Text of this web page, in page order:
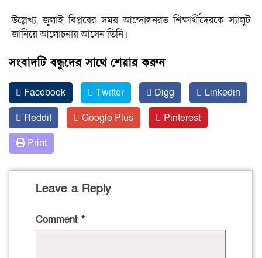
উল্লেখ্য, জুলাই বিপ্লবের সময় আন্দোলনরত শিক্ষার্থীদেরকে স্যালুট
জানিয়ে আলোচনায় আসেন তিনি।
সংবাদটি বন্ধুদের সাথে শেয়ার করুন
Facebook Twitter Digg
Linkedin
Reddit
Google Plus
Pinterest
Print
Leave a Reply
Comment *